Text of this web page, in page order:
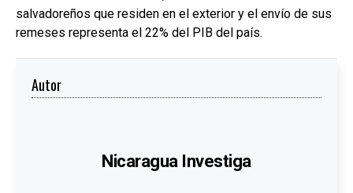
salvadoreños que residen en el exterior y el envío de sus
remeses representa el 22% del PIB del país.
Autor
Nicaragua Investiga